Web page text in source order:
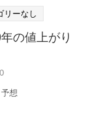
リーなし
の値上がり
0
想